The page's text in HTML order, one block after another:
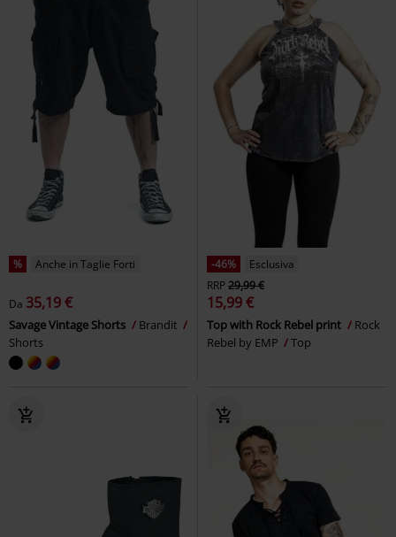
% Anche in Taglie Forti
Da 35,19 €
Savage Vintage Shorts
Brandit
Shorts
-46%
Esclusiva
RRP29,99 €
15,99 €
Top with Rock Rebel print
Rock
Rebel by EMP
Top